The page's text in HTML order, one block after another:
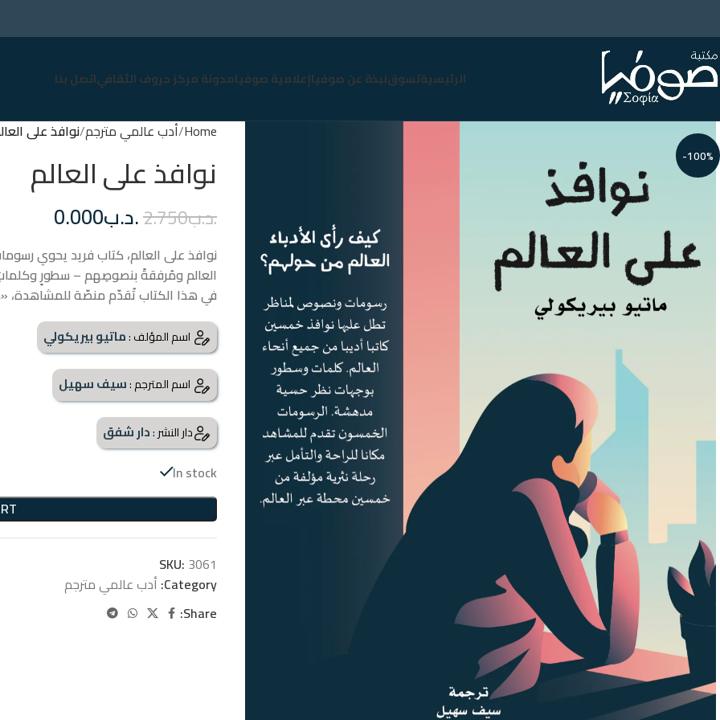
الرئيسيةتسوقنبذة عن صوفياإعلامية صوفيامدونة مركز حروف الثقافياتصل بنا
-100%
Home أدب عالمي مترجم نوافذ على
نوافذ على العالم
.د.ب2.750.د.ب0.000
نوافذ على العالم، كتاب فريد يحوي
العالم ومُرفقةً بنصوصِهم – سطورٍ
في هذا الكتاب تُقدّم منصّة للمشاهدة،
اسم المؤلف :ماتيو بيريكولي
اسم المترجم :سيف سهيل
دار النشر :دار شفق
In stock
SKU: 3061
Category: أدب عالمي مترجم
Share: